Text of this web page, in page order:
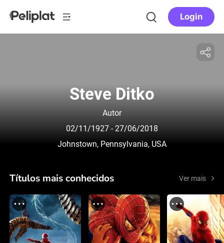
Login
Steve Ditko
Autor
02/11/1927 - 27/06/2018
Johnstown, Pennsylvania, USA
Títulos mais conhecidos Ver mais